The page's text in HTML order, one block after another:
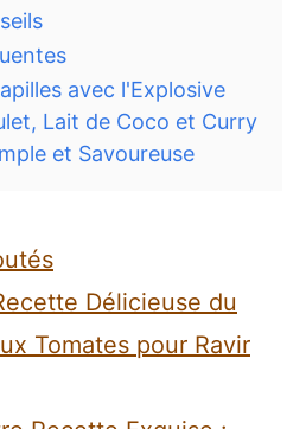
avec l'Explosive
Lait de Coco et Curry
et Savoureuse
Délicieuse du
Tomates pour Ravir